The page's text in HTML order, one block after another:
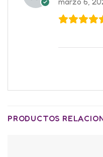
PRODUCTOS